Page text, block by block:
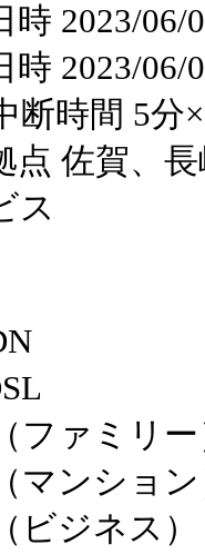
2023/06/
2023/06/
時間 5分
佐賀、
ス
ファミリ
マンショ
ビジネス）